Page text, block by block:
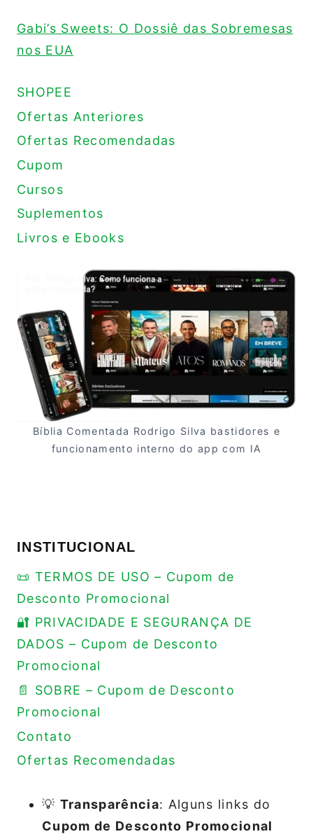
Gabi’s Sweets: O Dossiê das Sobremesas
nos EUA
SHOPEE
Ofertas Anteriores
Ofertas Recomendadas
Cupom
Cursos
Suplementos
Livros e Ebooks
Bíblia Comentada Rodrigo Silva bastidores e
funcionamento interno do app com IA
INSTITUCIONAL
📜 TERMOS DE USO – Cupom de
Desconto Promocional
🔐 PRIVACIDADE E SEGURANÇA DE
DADOS – Cupom de Desconto
Promocional
📄 SOBRE – Cupom de Desconto
Promocional
Contato
Ofertas Recomendadas
💡 Transparência: Alguns links do
Cupom de Desconto Promocional